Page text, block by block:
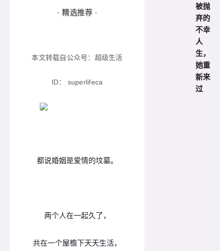
· 精选推荐 ·
本文转载自公众号：超级生活
ID： superlifeca
都说婚姻是爱情的坟墓。
两个人在一起久了，
共在一个屋檐下天天生活，
被抛
弃的
不幸
人
生，
她重
新来
过